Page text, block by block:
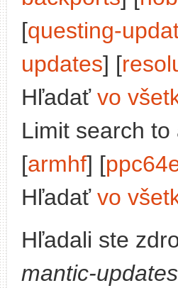
[questing-
updates] [
Hľadať vo
Limit search
[armhf] [
Hľadať vo
Hľadali ste
mantic-updates